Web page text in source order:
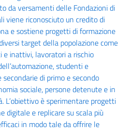
da versamenti delle Fondazioni di
viene riconosciuto un credito di
e sostiene progetti di formazione
target della popolazione come
e inattivi, lavoratori a rischio
studenti e
di primo e secondo
sociale, persone detenute e in
L’obiettivo è sperimentare progetti
digitale e replicare su scala più
in modo tale da offrire le